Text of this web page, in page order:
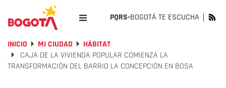
PQRS-BOGOTÁ TE ESCUCHA
INICIO MI CIUDAD
HÁBITAT
CAJA DE LA VIVIENDA POPULAR COMIENZA LA
TRANSFORMACIÓN DEL BARRIO LA CONCEPCIÓN EN BOSA